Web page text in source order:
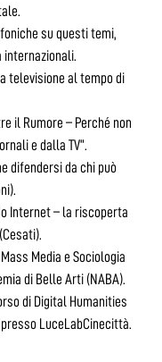
su questi temi,
televisione al tempo di
il Rumore – Perché non
e dalla TV”.
difendersi da chi può
Internet – la riscoperta
Media e Sociologia
di Belle Arti (NABA).
di Digital Humanities
LuceLabCinecittà.